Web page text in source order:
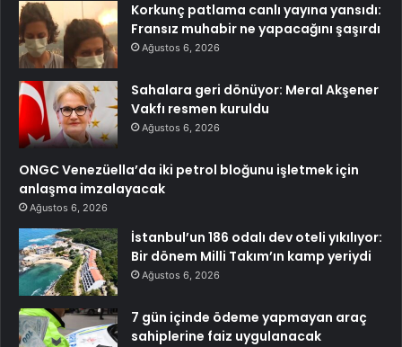
Korkunç patlama canlı yayına yansıdı:
Fransız muhabir ne yapacağını şaşırdı
Ağustos 6, 2026
Sahalara geri dönüyor: Meral Akşener
Vakfı resmen kuruldu
Ağustos 6, 2026
ONGC Venezüella’da iki petrol bloğunu işletmek için
anlaşma imzalayacak
Ağustos 6, 2026
İstanbul’un 186 odalı dev oteli yıkılıyor:
Bir dönem Milli Takım’ın kamp yeriydi
Ağustos 6, 2026
7 gün içinde ödeme yapmayan araç
sahiplerine faiz uygulanacak